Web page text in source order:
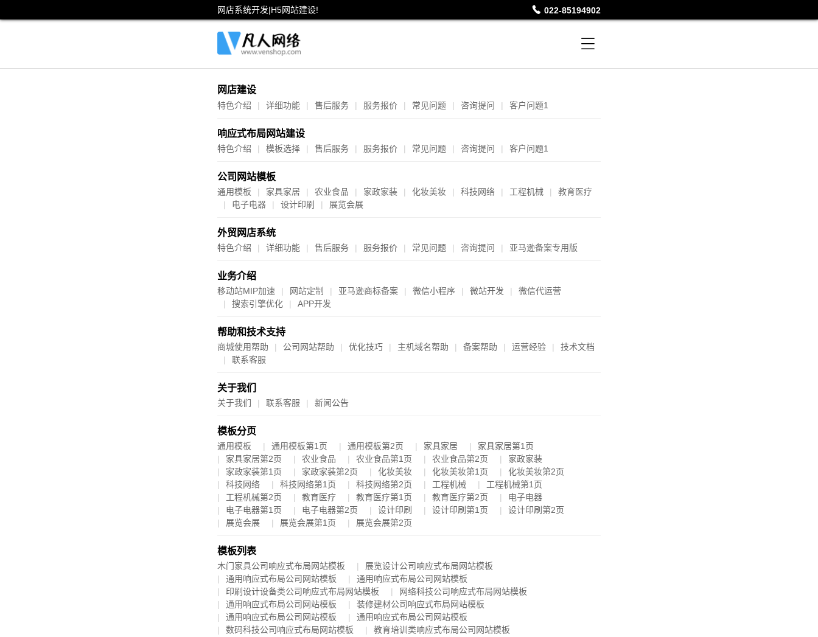
网店系统开发|H5网站建设!  022-85194902

网店建设
特色介绍 详细功能 售后服务 服务报价 常见问题 咨询提问 客户问题1
响应式布局网站建设
特色介绍 模板选择 售后服务 服务报价 常见问题 咨询提问 客户问题1
公司网站模板
通用模板 家具家居 农业食品 家政家装 化妆美妆 科技网络 工程机械
教育医疗
电子电器
设计印刷 展览会展
外贸网店系统
特色介绍 详细功能 售后服务 服务报价 常见问题 咨询提问 亚马逊备案专用版
业务介绍
移动站MIP加速 网站定制 亚马逊商标备案 微信小程序 微站开发
微信代运营
搜索引擎优化
APP开发
帮助和技术支持
商城使用帮助 公司网站帮助 优化技巧 主机域名帮助 备案帮助 运营经验
技术文档
联系客服
关于我们
关于我们 联系客服 新闻公告
模板分页
通用模板 通用模板第1页 通用模板第2页 家具家居
家具家居第1页
家具家居第2页
农业食品 农业食品第1页 农业食品第2页
家政家装
家政家装第1页
家政家装第2页 化妆美妆 化妆美妆第1页
化妆美妆第2页
科技网络
科技网络第1页 科技网络第2页 工程机械
工程机械第1页
工程机械第2页
教育医疗 教育医疗第1页 教育医疗第2页
电子电器
电子电器第1页
电子电器第2页 设计印刷 设计印刷第1页
设计印刷第2页
展览会展
展览会展第1页 展览会展第2页
模板列表
木门家具公司响应式布局网站模板
展览设计公司响应式布局网站模板
通用响应式布局公司网站模板
通用响应式布局公司网站模板
印刷设计设备类公司响应式布局网站模板
网络科技公司响应式布局网站模板
通用响应式布局公司网站模板
装修建材公司响应式布局网站模板
通用响应式布局公司网站模板
通用响应式布局公司网站模板
数码科技公司响应式布局网站模板
教育培训类响应式布局公司网站模板